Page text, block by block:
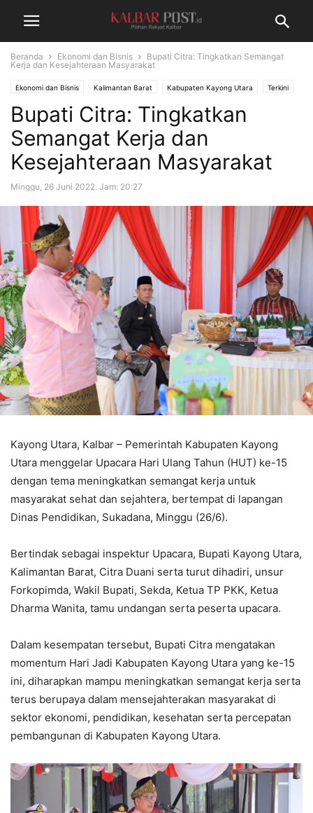
Beranda Ekonomi dan Bisnis
Bupati Citra: Tingkatkan Semangat
Kerja dan Kesejahteraan Masyarakat
Ekonomi dan Bisnis Kalimantan Barat Kabupaten Kayong Utara Terkini
Bupati Citra: Tingkatkan
Semangat Kerja dan
Kesejahteraan Masyarakat
Minggu, 26 Juni 2022. Jam: 20:27
Kayong Utara, Kalbar – Pemerintah Kabupaten Kayong
Utara menggelar Upacara Hari Ulang Tahun (HUT) ke-15
dengan tema meningkatkan semangat kerja untuk
masyarakat sehat dan sejahtera, bertempat di lapangan
Dinas Pendidikan, Sukadana, Minggu (26/6).
Bertindak sebagai inspektur Upacara, Bupati Kayong Utara,
Kalimantan Barat, Citra Duani serta turut dihadiri, unsur
Forkopimda, Wakil Bupati, Sekda, Ketua TP PKK, Ketua
Dharma Wanita, tamu undangan serta peserta upacara.
Dalam kesempatan tersebut, Bupati Citra mengatakan
momentum Hari Jadi Kabupaten Kayong Utara yang ke-15
ini, diharapkan mampu meningkatkan semangat kerja serta
terus berupaya dalam mensejahterakan masyarakat di
sektor ekonomi, pendidikan, kesehatan serta percepatan
pembangunan di Kabupaten Kayong Utara.